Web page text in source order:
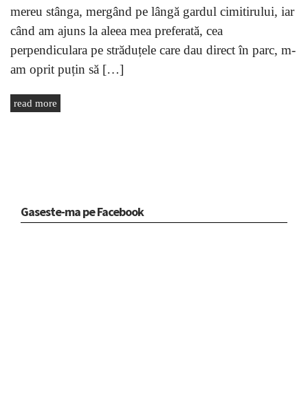
mereu stânga, mergând pe lângă gardul cimitirului, iar
când am ajuns la aleea mea preferată, cea
perpendiculara pe străduțele care dau direct în parc, m-
am oprit puțin să […]
read more
Gaseste-ma pe Facebook